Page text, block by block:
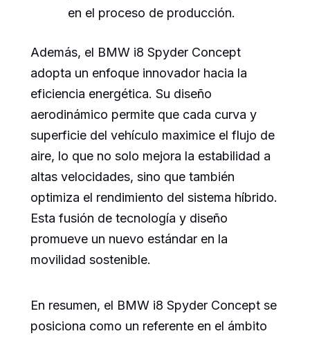
en el proceso de producción.
Además, el BMW i8 Spyder Concept
adopta un enfoque innovador hacia la
eficiencia energética. Su diseño
aerodinámico permite que cada curva y
superficie del vehículo maximice el flujo de
aire, lo que no solo mejora la estabilidad a
altas velocidades, sino que también
optimiza el rendimiento del sistema híbrido.
Esta fusión de tecnología y diseño
promueve un nuevo estándar en la
movilidad sostenible.
En resumen, el BMW i8 Spyder Concept se
posiciona como un referente en el ámbito